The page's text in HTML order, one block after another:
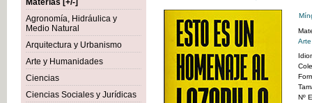
Materias [+/-]
Agronomía, Hidráulica y
Medio Natural
Arquitectura y Urbanismo
Arte y Humanidades
Ciencias
Ciencias Sociales y Jurídicas
Nº